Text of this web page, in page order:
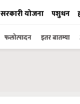
सरकारी योजना पशुधन
फलोत्पादन इतर बातम्या